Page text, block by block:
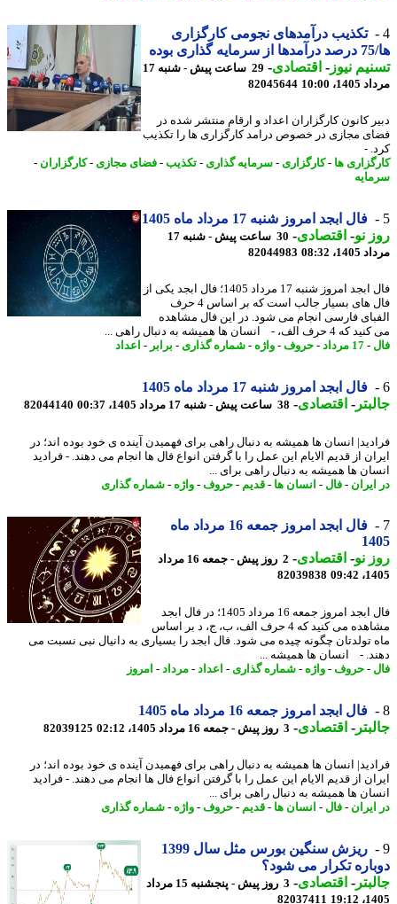
تکذیب درآمدهای نجومی کارگزاری
نیوز-اقتصادی-
29 ساعت پیش - شنبه 17
10:00
82045644
کانون کارگزاران اعداد و ارقام منتشر شده در
مجازی در خصوص درامد کارگزاری ها را تکذیب
-
ها - کارگزاری - سرمایه گذاری- تکذیب-فضای مجازی- کارگزاران -
فال ابجد امروز شنبه 17 مرداد ماه 1405
نو- اقتصادی-
30 ساعت پیش - شنبه 17
08:32
82044983
فال ابجد امروز شنبه 17 مرداد 1405؛ فال ابجد یکی از
فال های بسیار جالب است که بر اساس 4 حرف
فارسی انجام می شود. در این فال مشاهده
الف، - انسان ها همیشه به دنبال راهی ...
-17 مرداد -حروف-واژه - شماره گذاری- برابر- اعداد
فال ابجد امروز شنبه 17 مرداد ماه 1405
-اقتصادی-38 ساعت پیش - شنبه 17 مرداد 1405، 00:37 82044140
انسان ها همیشه به دنبال راهی برای فهمیدن آینده ی خود بوده اند؛ در
از قدیم الایام این عمل را با گرفتن انواع فال ها انجام می دهند. - فرادید
ها همیشه به دنبال راهی برای ...
- فال-انسان ها- قدیم-حروف-واژه - شماره گذاری
فال ابجد امروز جمعه 16 مرداد ماه
نو- اقتصادی-
2 روز پیش - جمعه 16 مرداد
82039838
فال ابجد امروز جمعه 16 مرداد 1405؛ در فال ابجد
مشاهده می کنید که 4 حرف الف، ب، ج، د بر اساس
تولدتان چگونه چیده می شود. فال ابجد را بسیاری به دانیال نبی نسبت می
- انسان ها همیشه ...
-حروف-واژه - شماره گذاری- اعداد -مرداد-امروز
فال ابجد امروز جمعه 16 مرداد ماه 1405
-اقتصادی-3 روز پیش - جمعه 16 مرداد 1405، 02:12 82039125
انسان ها همیشه به دنبال راهی برای فهمیدن آینده ی خود بوده اند؛ در
از قدیم الایام این عمل را با گرفتن انواع فال ها انجام می دهند. - فرادید
ها همیشه به دنبال راهی برای ...
- فال-انسان ها- قدیم-حروف-واژه - شماره گذاری
ریزش سنگین بورس مثل سال 1399
تکرار می شود؟
-اقتصادی-
3 روز پیش - پنجشنبه 15 مرداد
82037411